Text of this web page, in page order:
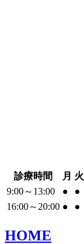
診療時間 月 火
9:00～13:00
● ●
16:00～20:00 ● ●
HOME